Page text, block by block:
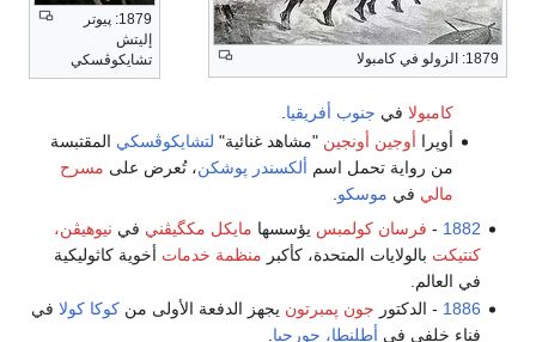
1879: الزولو في كامبولا
1879: پيوتر
إليتش
تشايكوڤسكي
كامبولافي جنوب أفريقيا.
أوپرا أوجين أونجين "مشاهد غنائية" لتشايكوڤسكي المقتبسة
من رواية تحمل اسم ألكسندر پوشكن، تُعرض على مسرح
مالي في موسكو
1882
- فرسان كولمبس يؤسسها مايكل مكگيڤني في نيوهيڤن،
كنتيكت بالولايات المتحدة، كأكبر منظمة خدمات أخوية كاثوليكية
في العالم.
1886 - الدكتور جون پمبرتون يجهز الدفعة الأولى منكوكا كولا في
فناء خلفي في أطلنطا، جورجيا